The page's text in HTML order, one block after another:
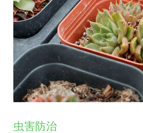
虫害防治